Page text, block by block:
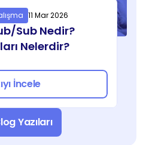
11 Mar 2026
Sub Nedir?
Nelerdir?
İncele
Yazıları